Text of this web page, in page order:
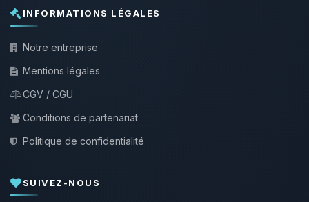
INFORMATIONS LÉGALES
Notre entreprise
Mentions légales
CGV / CGU
Conditions de partenariat
Politique de confidentialité
SUIVEZ-NOUS